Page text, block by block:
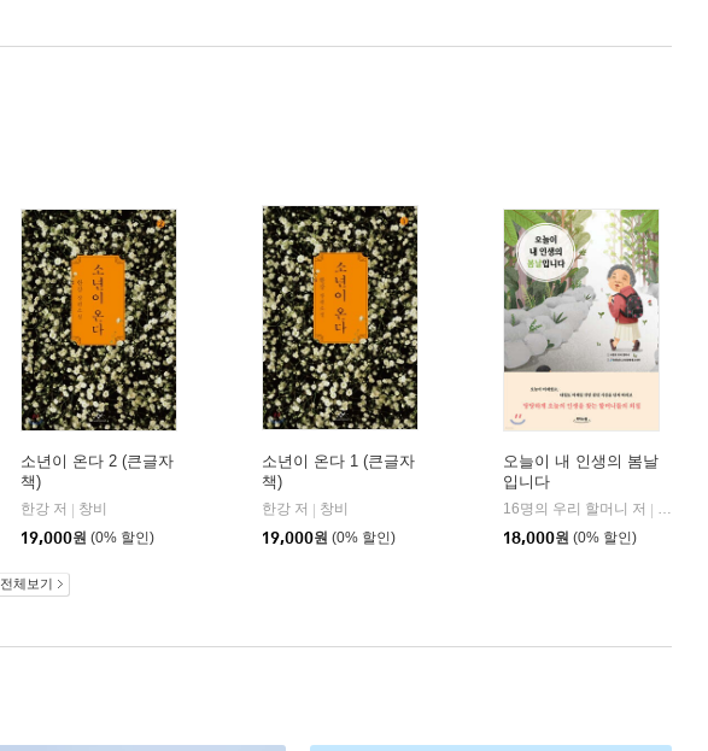
| 비욘드올(beyond ALL)
소년이 온다 2 (큰글자
책)
한강 저
창비
19,000원 (0% 할인)
소년이 온다 1 (큰글자
책)
한강 저
창비
19,000원 (0% 할인)
오늘이 내 인생의 봄날
입니다
16명의 우리 할머니 저
리더스원
18,000원 (0% 할인)
전체보기